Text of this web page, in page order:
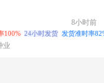
8小时前
100% 24小时发货 发货准时率
业